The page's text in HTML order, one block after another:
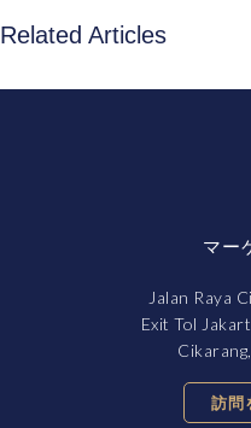
Related Articles
マー
Jalan Raya
Exit Tol
訪問